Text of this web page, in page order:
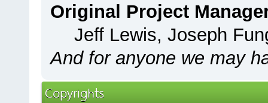
Original Project
Jeff Lewis, Joseph
And for anyone we may
Copyrights